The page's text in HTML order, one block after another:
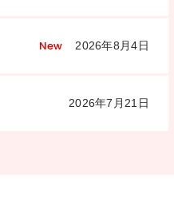
New 2026年8月4日
2026年7月21日